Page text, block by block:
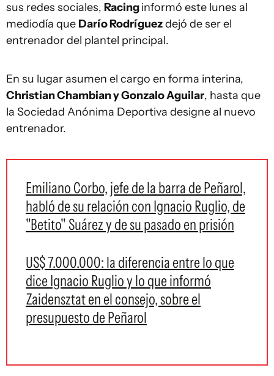
sus redes sociales, Racinginformó este lunes al
mediodía que Darío Rodríguezdejó de ser el
entrenador del plantel principal.
En su lugar asumen el cargo en forma interina,
Christian Chambian y Gonzalo Aguilar, hasta que
la Sociedad Anónima Deportiva designe al nuevo
entrenador.
Emiliano Corbo, jefe de la barra de Peñarol,
habló de su relación con Ignacio Ruglio, de
"Betito" Suárez y de su pasado en prisión
US$ 7.000.000: la diferencia entre lo que
dice Ignacio Ruglio y lo que informó
Zaidensztat en el consejo, sobre el
presupuesto de Peñarol